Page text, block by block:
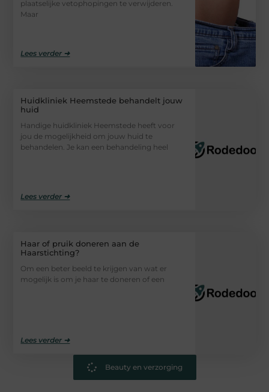
plaatselijke vetophopingen te verwijderen.
Maar
Lees verder ➜
Huidkliniek Heemstede behandelt jouw
huid
Handige huidkliniek Heemstede heeft voor
jou de mogelijkheid om jouw huid te
behandelen. Je kan een behandeling heel
Lees verder ➜
Haar of pruik doneren aan de
Haarstichting?
Om een beter beeld te krijgen van wat er
mogelijk is om je haar te doneren of een
Lees verder ➜
Beauty en verzorging